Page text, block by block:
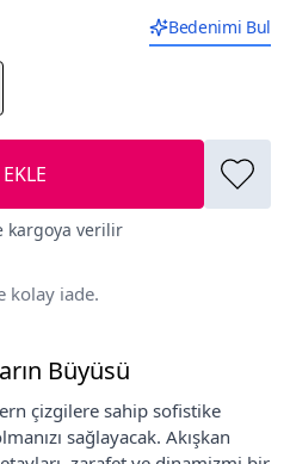
Bedenimi Bul
kargoya verilir
kolay iade.
Büyüsü
çizgilere sahip sofistike
sağlayacak. Akışkan